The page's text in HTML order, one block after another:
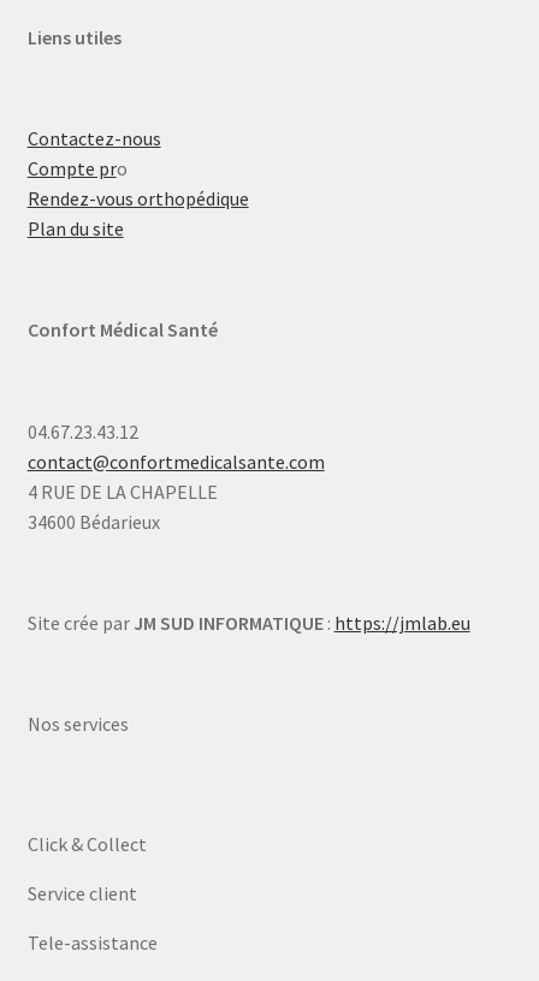
Liens utiles
Contactez-nous
Compte pro
Rendez-vous orthopédique
Plan du site
Confort Médical Santé
04.67.23.43.12
contact@confortmedicalsante.com
4 RUE DE LA CHAPELLE
34600 Bédarieux
Site crée par JM SUD INFORMATIQUE: https://jmlab.eu
Nos services
Click & Collect
Service client
Tele-assistance